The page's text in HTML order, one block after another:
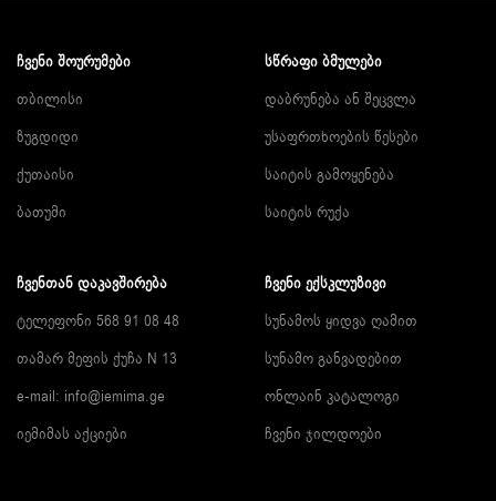
ᲩᲕᲔᲜᲘ ᲨᲝᲣᲠᲣᲛᲔᲑᲘ
თბილისი
ზუგდიდი
ქუთაისი
ბათუმი
ᲡᲬᲠᲐᲤᲘ ᲑᲛᲣᲚᲔᲑᲘ
დაბრუნება ან შეცვლა
უსაფრთხოების წესები
საიტის გამოყენება
საიტის რუქა
ᲩᲕᲔᲜᲗᲐᲜ ᲓᲐᲙᲐᲕᲨᲘᲠᲔᲑᲐ
ტელეფონი 568 91 08 48
თამარ მეფის ქუჩა N 13
e-mail: info@iemima.ge
იემიმას აქციები
ᲩᲕᲔᲜᲘ ᲔᲥᲡᲙᲚᲣᲖᲘᲕᲘ
სუნამოს ყიდვა ღამით
სუნამო განვადებით
ონლაინ კატალოგი
ჩვენი ჯილდოები